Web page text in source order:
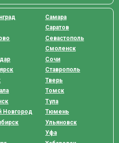
Новгород
Самара
Саратов
Севастополь
Смоленск
Сочи
Ставрополь
Тверь
Томск
Тула
Тюмень
Ульяновск
Уфа